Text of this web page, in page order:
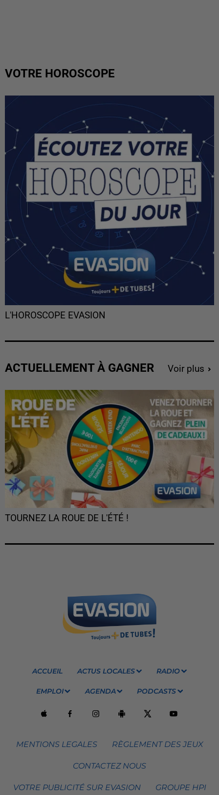
VOTRE HOROSCOPE
L'HOROSCOPE EVASION
ACTUELLEMENT À GAGNER Voir plus
TOURNEZ LA ROUE DE L'ÉTÉ !
ACCUEIL ACTUS LOCALES RADIO
EMPLOI AGENDA PODCASTS
MENTIONS LEGALES RÈGLEMENT DES JEUX
CONTACTEZ NOUS
VOTRE PUBLICITÉ SUR EVASION GROUPE HPI